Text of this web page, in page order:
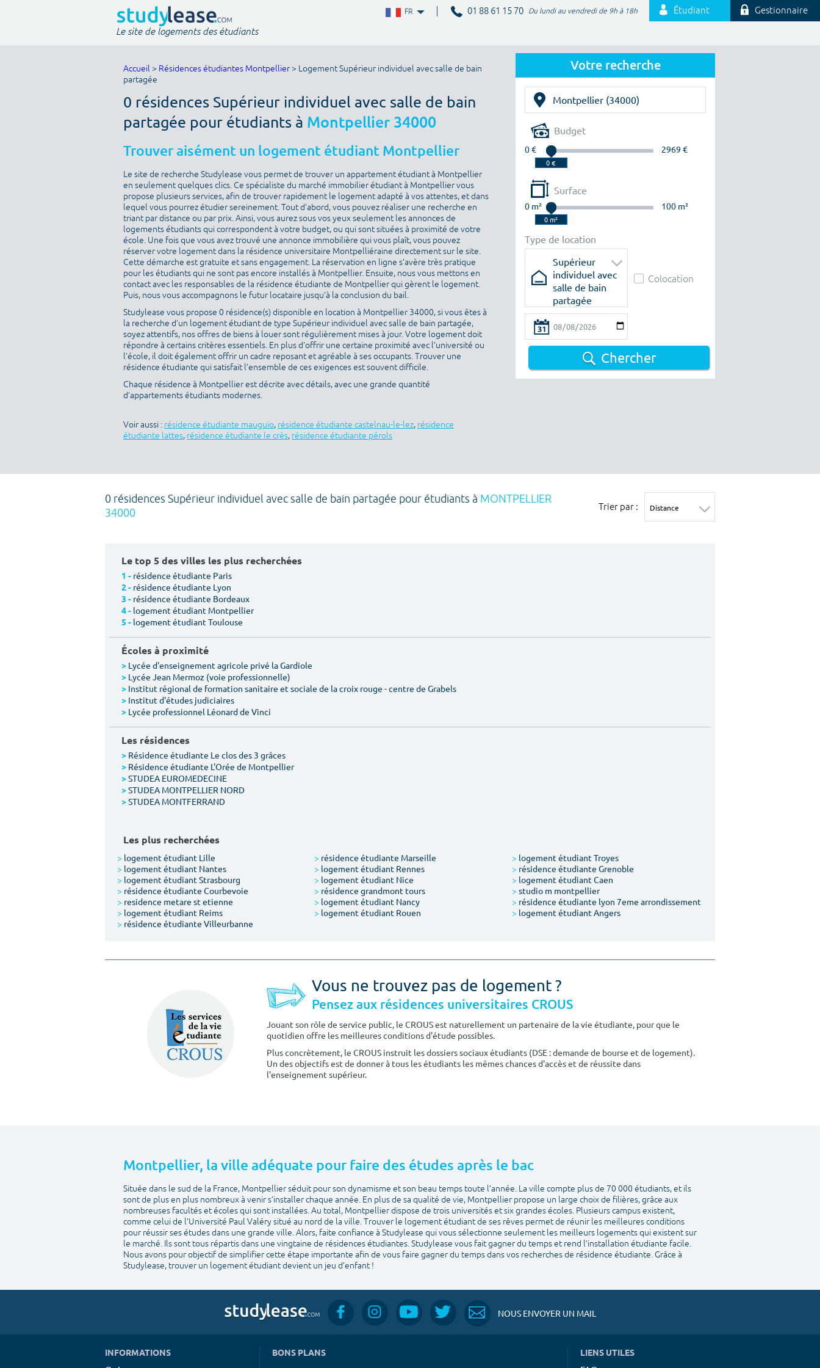
FR 01 88 61 15 70 Du lundi au vendredi de 9h à 18h Étudiant Gestionnaire
Le site de logements des étudiants
Votre recherche
Budget
0 € 2969 €
Surface
0 m² 100 m²
Type de location
Supérieur
individuel avec
salle de bain
partagée
Colocation
Chercher
Accueil > Résidences étudiantes Montpellier > Logement Supérieur individuel avec salle de bain
partagée
0 résidences Supérieur individuel avec salle de bain
partagée pour étudiants à Montpellier 34000
Trouver aisément un logement étudiant Montpellier
Le site de recherche Studylease vous permet de trouver un appartement étudiant à Montpellier
en seulement quelques clics. Ce spécialiste du marché immobilier étudiant à Montpellier vous
propose plusieurs services, afin de trouver rapidement le logement adapté à vos attentes, et dans
lequel vous pourrez étudier sereinement. Tout d’abord, vous pouvez réaliser une recherche en
triant par distance ou par prix. Ainsi, vous aurez sous vos yeux seulement les annonces de
logements étudiants qui correspondent à votre budget, ou qui sont situées à proximité de votre
école. Une fois que vous avez trouvé une annonce immobilière qui vous plaît, vous pouvez
réserver votre logement dans la résidence universitaire Montpelliéraine directement sur le site.
Cette démarche est gratuite et sans engagement. La réservation en ligne s’avère très pratique
pour les étudiants qui ne sont pas encore installés à Montpellier. Ensuite, nous vous mettons en
contact avec les responsables de la résidence étudiante de Montpellier qui gèrent le logement.
Puis, nous vous accompagnons le futur locataire jusqu’à la conclusion du bail.
Studylease vous propose 0 résidence(s) disponible en location à Montpellier 34000, si vous êtes à
la recherche d’un logement étudiant de type Supérieur individuel avec salle de bain partagée,
soyez attentifs, nos offres de biens à louer sont régulièrement mises à jour. Votre logement doit
répondre à certains critères essentiels. En plus d’offrir une certaine proximité avec l’université ou
l’école, il doit également offrir un cadre reposant et agréable à ses occupants. Trouver une
résidence étudiante qui satisfait l’ensemble de ces exigences est souvent difficile.
Chaque résidence à Montpellier est décrite avec détails, avec une grande quantité
d’appartements étudiants modernes.
Voir aussi : résidence étudiante mauguio, résidence étudiante castelnau-le-lez, résidence
étudiante lattes, résidence étudiante le crès, résidence étudiante pérols
0 résidences Supérieur individuel avec salle de bain partagée pour étudiants à MONTPELLIER
34000
Trier par :
Le top 5 des villes les plus recherchées
1 - résidence étudiante Paris
2 - résidence étudiante Lyon
3 - résidence étudiante Bordeaux
4 - logement étudiant Montpellier
5 - logement étudiant Toulouse
Écoles à proximité
> Lycée d'enseignement agricole privé la Gardiole
> Lycée Jean Mermoz (voie professionnelle)
> Institut régional de formation sanitaire et sociale de la croix rouge - centre de Grabels
> Institut d'études judiciaires
> Lycée professionnel Léonard de Vinci
Les résidences
> Résidence étudiante Le clos des 3 grâces
> Résidence étudiante L'Orée de Montpellier
>STUDEA EUROMEDECINE
>STUDEA MONTPELLIER NORD
>STUDEA MONTFERRAND
Les plus recherchées
> logement étudiant Lille > résidence étudiante Marseille > logement étudiant Troyes
> logement étudiant Nantes > logement étudiant Rennes > résidence étudiante Grenoble
> logement étudiant Strasbourg > logement étudiant Nice > logement étudiant Caen
> résidence étudiante Courbevoie > résidence grandmont tours > studio m montpellier
> residence metare st etienne > logement étudiant Nancy > résidence étudiante lyon 7eme arrondissement
> logement étudiant Reims > logement étudiant Rouen > logement étudiant Angers
> résidence étudiante Villeurbanne
Vous ne trouvez pas de logement ?
Pensez aux résidences universitaires CROUS
Jouant son rôle de service public, le CROUS est naturellement un partenaire de la vie étudiante, pour que le
quotidien offre les meilleures conditions d'étude possibles.
Plus concrètement, le CROUS instruit les dossiers sociaux étudiants (DSE : demande de bourse et de logement).
Un des objectifs est de donner à tous les étudiants les mêmes chances d'accès et de réussite dans
l'enseignement supérieur.
Montpellier, la ville adéquate pour faire des études après le bac
Située dans le sud de la France, Montpellier séduit pour son dynamisme et son beau temps toute l’année. La ville compte plus de 70 000 étudiants, et ils
sont de plus en plus nombreux à venir s’installer chaque année. En plus de sa qualité de vie, Montpellier propose un large choix de filières, grâce aux
nombreuses facultés et écoles qui sont installées. Au total, Montpellier dispose de trois universités et six grandes écoles. Plusieurs campus existent,
comme celui de l’Université Paul Valéry situé au nord de la ville. Trouver le logement étudiant de ses rêves permet de réunir les meilleures conditions
pour réussir ses études dans une grande ville. Alors, faite confiance à Studylease qui vous sélectionne seulement les meilleurs logements qui existent sur
le marché. Ils sont tous répartis dans une vingtaine de résidences étudiantes. Studylease vous fait gagner du temps et rend l’installation étudiante facile.
Nous avons pour objectif de simplifier cette étape importante afin de vous faire gagner du temps dans vos recherches de résidence étudiante. Grâce à
Studylease, trouver un logement étudiant devient un jeu d’enfant !
NOUS ENVOYER UN MAIL
INFORMATIONS BONS PLANS LIENS UTILES